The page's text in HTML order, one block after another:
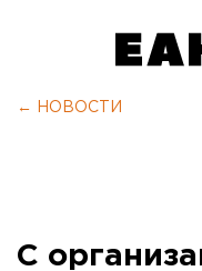
← НОВОСТИ
С